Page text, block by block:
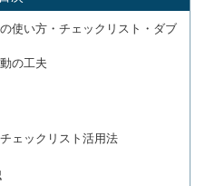
使い方・チェックリスト・ダブ
の工夫
ェックリスト活用法